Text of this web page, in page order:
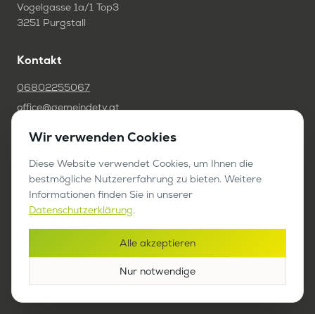
Vogelgasse 1a/1 Top3
3251 Purgstall
Kontakt
06802255067
office@gemeindetv.at
FAQ
IMPRESSUM
DATENSCHUTZ
Werben auf GemeindeTV
Wir verwenden Cookies
Diese Website verwendet Cookies, um Ihnen die
bestmögliche Nutzererfahrung zu bieten. Weitere
Informationen finden Sie in unserer
Datenschutzerklärung.
Alle akzeptieren
Nur notwendige